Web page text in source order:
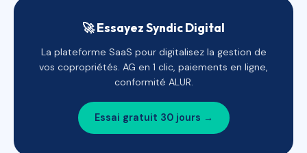
🚀 Essayez Syndic Digital
La plateforme SaaS pour digitalisez la gestion de
vos copropriétés. AG en 1 clic, paiements en ligne,
conformité ALUR.
Essai gratuit 30 jours →